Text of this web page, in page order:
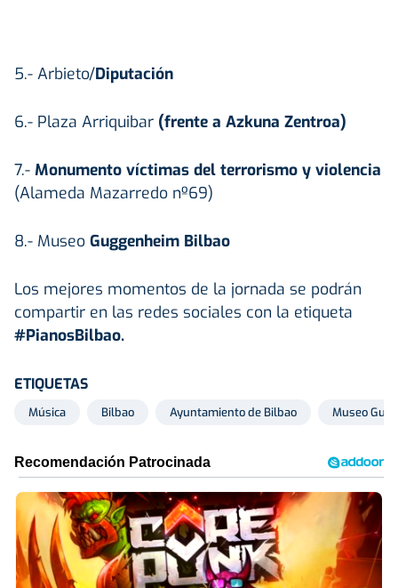
5.- Arbieto/Diputación
6.- Plaza Arriquibar (frente a Azkuna Zentroa)
7.- Monumento víctimas del terrorismo y violencia
(Alameda Mazarredo nº69)
8.- Museo Guggenheim Bilbao
Los mejores momentos de la jornada se podrán
compartir en las redes sociales con la etiqueta
#PianosBilbao.
ETIQUETAS
Música Bilbao Ayuntamiento de Bilbao Museo